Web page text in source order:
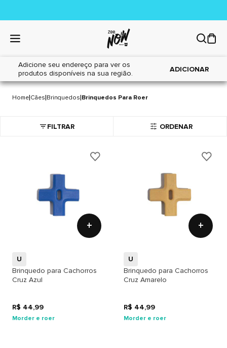
Adicione seu endereço para ver os
produtos disponíveis na sua região.
ADICIONAR
BRINQUEDOS PARA ROER
Home|Cães|Brinquedos|Brinquedos Para Roer
FILTRAR ORDENAR
+
U
Brinquedo para Cachorros
Cruz Azul
R$ 44,99
Morder e roer
+
U
Brinquedo para Cachorros
Cruz Amarelo
R$ 44,99
Morder e roer